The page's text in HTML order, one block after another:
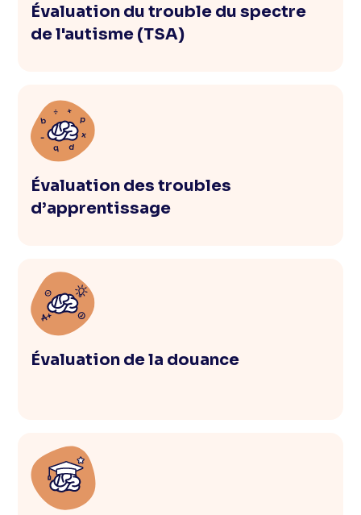
Évaluation du trouble du spectre
de l'autisme (TSA)
Évaluation des troubles
d’apprentissage
Évaluation de la douance